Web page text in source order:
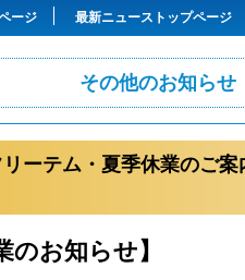
ージ 最新ニューストップページ
その他のお知らせ
ーテム・夏季休業のご
のお知らせ】